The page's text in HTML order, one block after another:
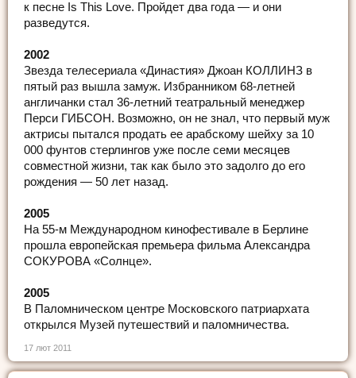
к песне Is This Love. Пройдет два года — и они
разведутся.
2002
Звезда телесериала «Династия» Джоан КОЛЛИНЗ в
пятый раз вышла замуж. Избранником 68-летней
англичанки стал 36-летний театральный менеджер
Перси ГИБСОН. Возможно, он не знал, что первый муж
актрисы пытался продать ее арабскому шейху за 10
000 фунтов стерлингов уже после семи месяцев
совместной жизни, так как было это задолго до его
рождения — 50 лет назад.
2005
На 55-м Международном кинофестивале в Берлине
прошла европейская премьера фильма Александра
СОКУРОВА «Солнце».
2005
В Паломническом центре Московского патриархата
открылся Музей путешествий и паломничества.
17 лют 2011